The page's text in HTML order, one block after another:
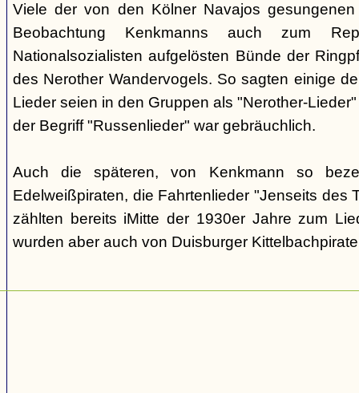
Viele der von den Kölner Navajos
Beobachtung Kenkmanns auch zum
Nationalsozialisten aufgelösten Bünde der
des Nerother Wandervogels. So sagten einige
Lieder seien in den Gruppen als "Nerother-
der Begriff "Russenlieder" war gebräuchlich.
Auch die späteren, von Kenkmann so
Edelweißpiraten, die Fahrtenlieder "Jenseits des
zählten bereits iMitte der 1930er Jahre zum
wurden aber auch von Duisburger